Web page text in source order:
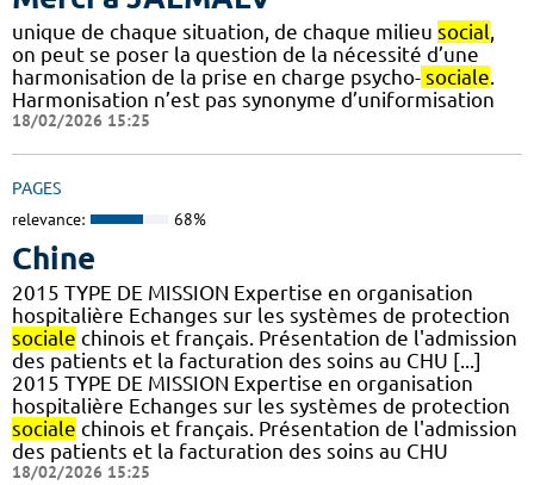
unique de chaque situation, de chaque milieu social,
on peut se poser la question de la nécessité d’une
harmonisation de la prise en charge psycho- sociale.
Harmonisation n’est pas synonyme d’uniformisation
18/02/2026 15:25
PAGES
relevance: 68%
Chine
2015 TYPE DE MISSION Expertise en organisation
hospitalière Echanges sur les systèmes de protection
sociale chinois et français. Présentation de l'admission
des patients et la facturation des soins au CHU [...]
2015 TYPE DE MISSION Expertise en organisation
hospitalière Echanges sur les systèmes de protection
sociale chinois et français. Présentation de l'admission
des patients et la facturation des soins au CHU
18/02/2026 15:25